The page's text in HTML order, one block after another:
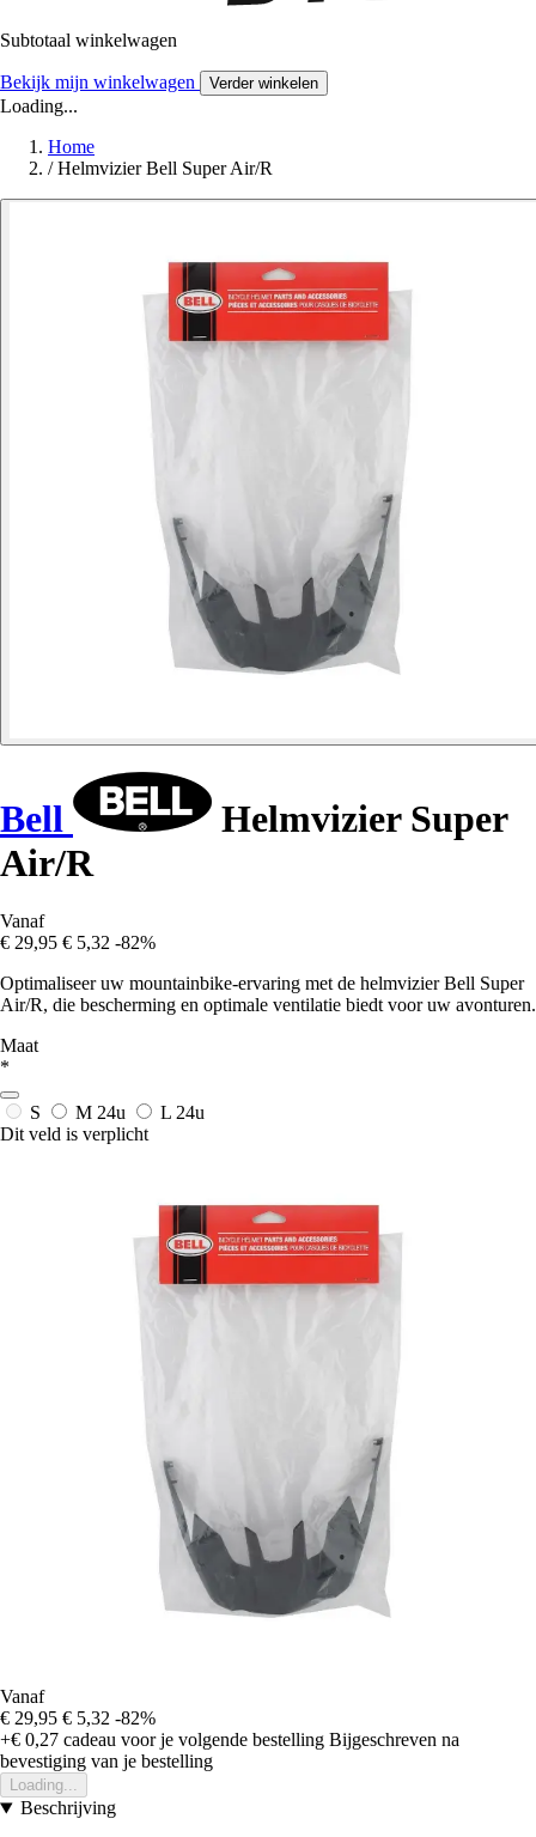
Subtotaal winkelwagen
Bekijk mijn winkelwagen Verder winkelen
Loading...
Home
/ Helmvizier Bell Super Air/R
Bell
Helmvizier Super
Air/R
Vanaf
€ 29,95 € 5,32 -82%
Optimaliseer uw mountainbike-ervaring met de helmvizier Bell Super
Air/R, die bescherming en optimale ventilatie biedt voor uw avonturen.
Maat
*
S M 24u L 24u
Dit veld is verplicht
Vanaf
€ 29,95 € 5,32 -82%
+€ 0,27 cadeau voor je volgende bestelling Bijgeschreven na
bevestiging van je bestelling
Loading...
Beschrijving